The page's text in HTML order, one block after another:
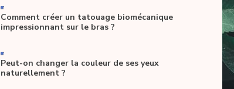
-
Comment créer un tatouage biomécanique
impressionnant sur le bras ?
-
Peut-on changer la couleur de ses yeux
naturellement ?